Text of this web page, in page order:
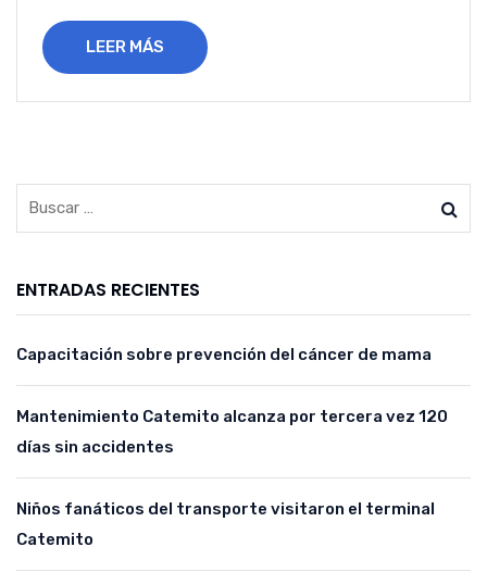
LEER MÁS
ENTRADAS RECIENTES
Capacitación sobre prevención del cáncer de mama
Mantenimiento Catemito alcanza por tercera vez 120
días sin accidentes
Niños fanáticos del transporte visitaron el terminal
Catemito